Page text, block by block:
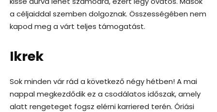
a céljaiddal szemben dolgoznak. Összességében nem
kapod meg a várt teljes támogatást.
Ikrek
Sok minden vár rád a következő négy hétben! A mai
nappal megkezdődik ez a csodálatos időszak, amely
alatt rengeteget fogsz elérni karriered terén. Óriási